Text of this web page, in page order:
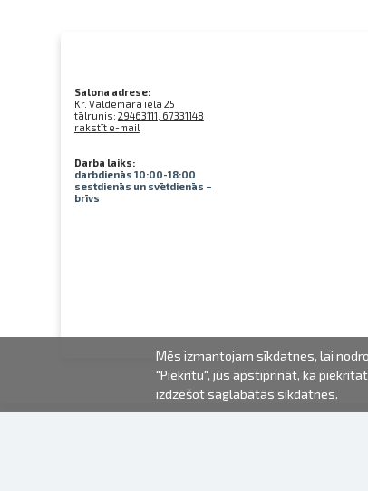
Salona adrese:
Kr. Valdemāra iela 25
tālrunis: 29463111, 67331148
rakstīt e-mail
Darba laiks:
darbdienās 10:00-18:00
sestdienās un svētdienās –
brīvs
Mēs izmantojam sīkdatnes, lai
"Piekrītu", jūs apstiprināt, ka
izdzēšot saglabātās sīkdatnes.